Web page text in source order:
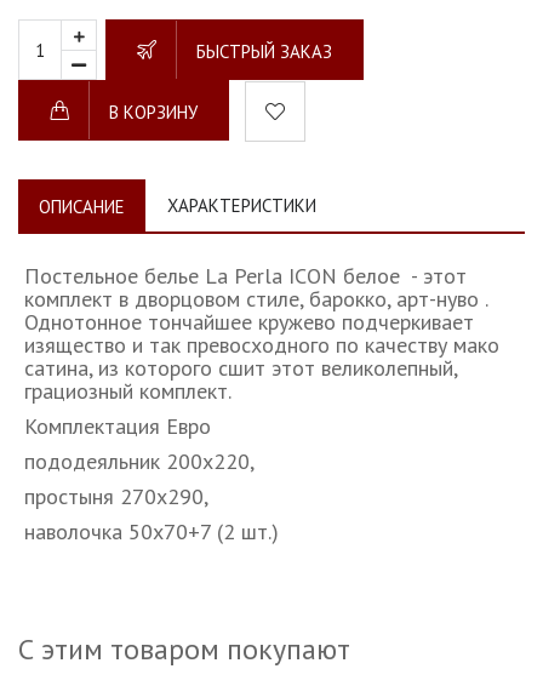
БЫСТРЫЙ ЗАКАЗ
В КОРЗИНУ
ОПИСАНИЕ ХАРАКТЕРИСТИКИ
Постельное белье La Perla ICON белое - этот
комплект в дворцовом стиле, барокко, арт-нуво .
Однотонное тончайшее кружево подчеркивает
изящество и так превосходного по качеству мако
сатина, из которого сшит этот великолепный,
грациозный комплект.
Комплектация Евро
пододеяльник 200х220,
простыня 270х290,
наволочка 50х70+7 (2 шт.)
С этим товаром покупают